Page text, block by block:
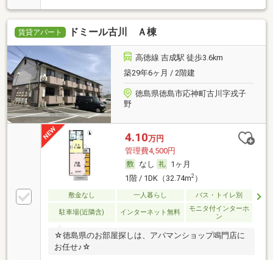
賃貸アパート ドミール古川 Ａ棟
高徳線 吉成駅 徒歩3.6km
築29年6ヶ月 / 2階建
徳島県徳島市応神町古川字戎子
野
4.10万円
管理費4,500円
なし
1ヶ月
1階 / 1DK（32.74m2）
敷金なし 一人暮らし バス・トイレ別
駐車場(近隣含) インターネット無料
モニタ付インターホ
ン
☆徳島県のお部屋探しは、アパマンショップ鳴門店に
お任せ♪☆